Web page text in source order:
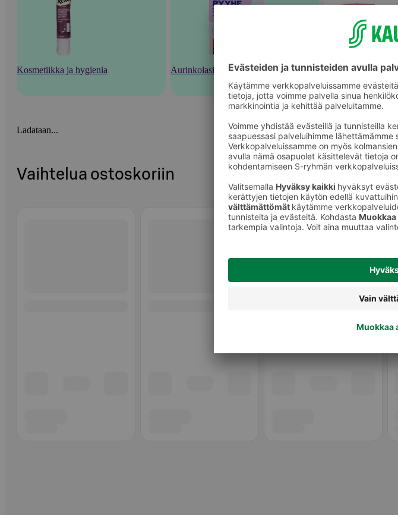
Kosmetiikka ja hygienia Aurinkolasit, silmälasit ja tarvikkeet Lasten aurinkolasit
Ladataan...
Vaihtelua ostoskoriin